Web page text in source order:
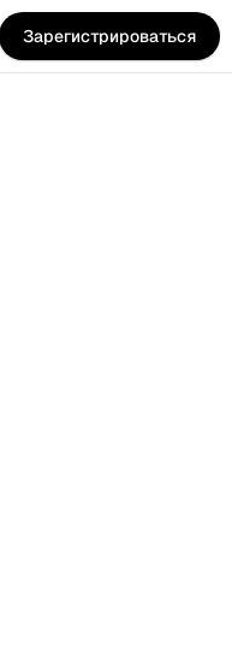
Зарегистрироваться